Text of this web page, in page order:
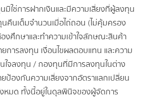
มิใช่การฝากเงินและมีความเสี่ยงที่ผู้ลงทุน
นคืนเต็มจำนวนเมื่อไถ่ถอน (ไม่คุ้มครอง
ศึกษาและทำความเข้าใจลักษณะสินค้า
การลงทุน เงื่อนไขผลตอบแทน และความ
ใจลงทุน / กองทุนที่มีการลงทุนในต่าง
ยป้องกันความเสี่ยงจากอัตราแลกเปลี่ยน
หมด ทั้งนี้อยู่ในดุลพินิจของผู้จัดการ